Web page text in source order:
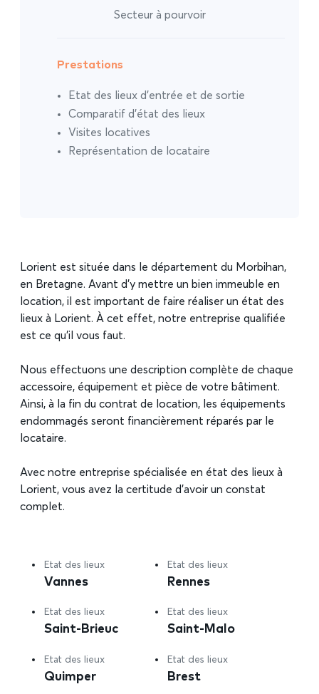
Lorient est située dans le département du Morbihan,
en Bretagne. Avant d’y mettre un bien immeuble en
location, il est important de faire réaliser un état des
lieux à Lorient. À cet effet, notre entreprise qualifiée
est ce qu’il vous faut.
Nous effectuons une description complète de chaque
accessoire, équipement et pièce de votre bâtiment.
Ainsi, à la fin du contrat de location, les équipements
endommagés seront financièrement réparés par le
locataire.
Avec notre entreprise spécialisée en état des lieux à
Lorient, vous avez la certitude d’avoir un constat
complet.
Etat des lieux
Vannes
Etat des lieux
Rennes
Etat des lieux
Saint-Brieuc
Etat des lieux
Saint-Malo
Etat des lieux
Quimper
Etat des lieux
Brest
Secteur à pourvoir
Prestations
Etat des lieux d’entrée et de sortie
Comparatif d’état des lieux
Visites locatives
Représentation de locataire